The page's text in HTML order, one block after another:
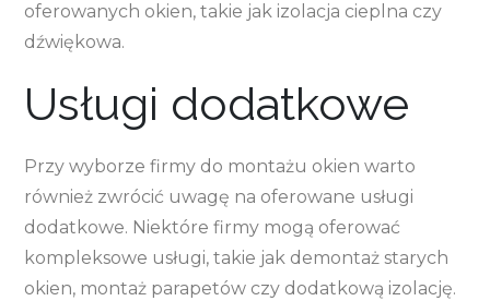
oferowanych okien, takie jak izolacja cieplna czy
dźwiękowa.
Usługi dodatkowe
Przy wyborze firmy do montażu okien warto
również zwrócić uwagę na oferowane usługi
dodatkowe. Niektóre firmy mogą oferować
kompleksowe usługi, takie jak demontaż starych
okien, montaż parapetów czy dodatkową izolację.